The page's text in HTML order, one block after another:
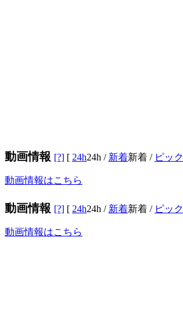
動画情報 [?] [ 24h24h / 新着新着 / ピック
動画情報はこちら
動画情報 [?] [ 24h24h / 新着新着 / ピック
動画情報はこちら